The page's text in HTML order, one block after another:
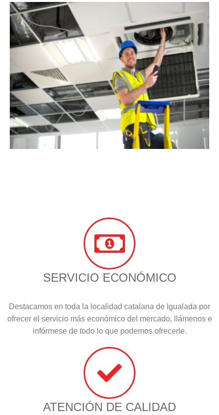
SERVICIO ECONÓMICO
Destacamos en toda la localidad catalana de Igualada por
ofrecer el servicio más económico del mercado, llámenos e
infórmese de todo lo que podemos ofrecerle.
ATENCIÓN DE CALIDAD